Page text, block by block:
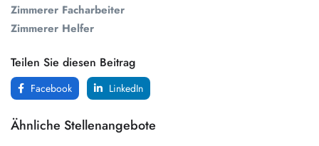
Zimmerer Facharbeiter
Zimmerer Helfer
Teilen Sie diesen Beitrag
Facebook LinkedIn
Ähnliche Stellenangebote